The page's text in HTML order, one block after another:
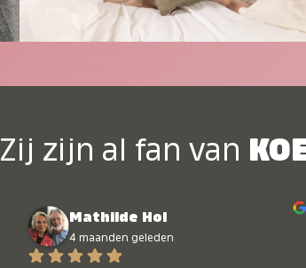
Zij zijn al fan van
Mathilde Hol
4 maanden geleden